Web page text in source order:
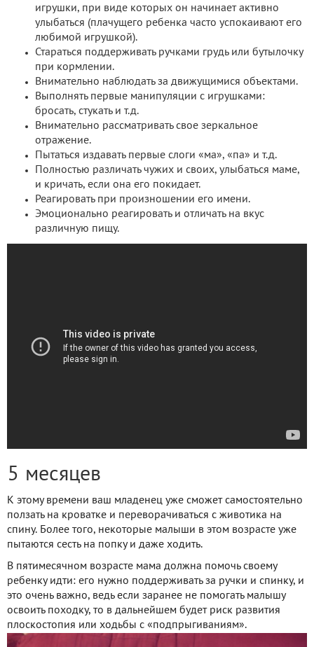
игрушки, при виде которых он начинает активно
улыбаться (плачущего ребенка часто успокаивают его
любимой игрушкой).
Стараться поддерживать ручками грудь или бутылочку
при кормлении.
Внимательно наблюдать за движущимися объектами.
Выполнять первые манипуляции с игрушками:
бросать, стукать и т.д.
Внимательно рассматривать свое зеркальное
отражение.
Пытаться издавать первые слоги «ма», «па» и т.д.
Полностью различать чужих и своих, улыбаться маме,
и кричать, если она его покидает.
Реагировать при произношении его имени.
Эмоционально реагировать и отличать на вкус
различную пищу.
5 месяцев
К этому времени ваш младенец уже сможет самостоятельно
ползать на кроватке и переворачиваться с животика на
спину. Более того, некоторые малыши в этом возрасте уже
пытаются сесть на попку и даже ходить.
В пятимесячном возрасте мама должна помочь своему
ребенку идти: его нужно поддерживать за ручки и спинку, и
это очень важно, ведь если заранее не помогать малышу
освоить походку, то в дальнейшем будет риск развития
плоскостопия или ходьбы с «подпрыгиваниям».